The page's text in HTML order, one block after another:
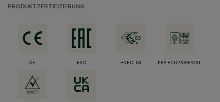
PRODUKTZERTIFIZIERUNG
CE EAC ENEC-03 PEP ECOPASSPORT